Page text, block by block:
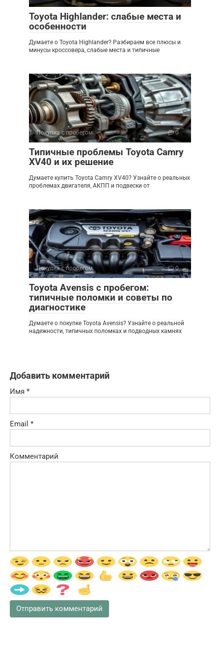
Toyota Highlander: слабые места и
особенности
Думаете о Toyota Highlander? Разбираем все плюсы и
минусы кроссовера, слабые места и типичные
Покупка с пробегом 0
Типичные проблемы Toyota Camry
XV40 и их решение
Думаете купить Toyota Camry XV40? Узнайте о реальных
проблемах двигателя, АКПП и подвески от
Покупка с пробегом 0
Toyota Avensis с пробегом:
типичные поломки и советы по
диагностике
Думаете о покупке Toyota Avensis? Узнайте о реальной
надежности, типичных поломках и подводных камнях
Добавить комментарий
Имя *
Email *
Комментарий